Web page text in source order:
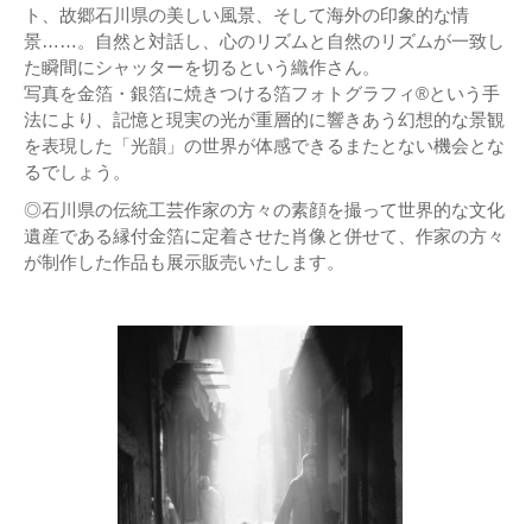
ト、故郷石川県の美しい風景、そして海外の印象的な情
景……。自然と対話し、心のリズムと自然のリズムが一致し
た瞬間にシャッターを切るという織作さん。
写真を金箔・銀箔に焼きつける箔フォトグラフィ®という手
法により、記憶と現実の光が重層的に響きあう幻想的な景観
を表現した「光韻」の世界が体感できるまたとない機会とな
るでしょう。
◎石川県の伝統工芸作家の方々の素顔を撮って世界的な文化
遺産である縁付金箔に定着させた肖像と併せて、作家の方々
が制作した作品も展示販売いたします。